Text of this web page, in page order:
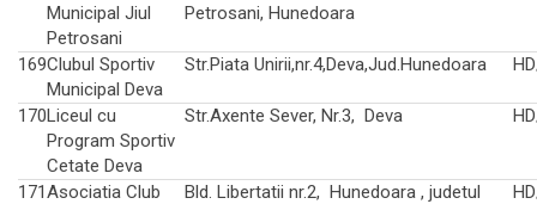
Municipal Jiul
Petrosani
Petrosani, Hunedoara
169Clubul Sportiv
Municipal Deva
Str.Piata Unirii,nr.4,Deva,Jud.Hunedoara
170Liceul cu
Program Sportiv
Cetate Deva
Str.Axente Sever, Nr.3, Deva
171Asociatia Club
Bld. Libertatii nr.2, Hunedoara , judetul